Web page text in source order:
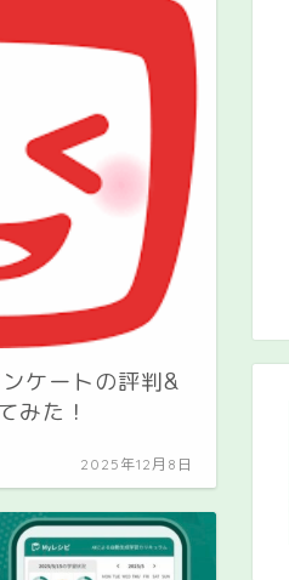
ンケートの評判&
みた！
2025年12月8日